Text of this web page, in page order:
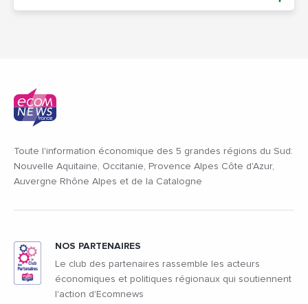
Toute l'information économique des 5 grandes régions du Sud:
Nouvelle Aquitaine, Occitanie, Provence Alpes Côte d'Azur,
Auvergne Rhône Alpes et de la Catalogne
NOS PARTENAIRES
Le club des partenaires rassemble les acteurs
économiques et politiques régionaux qui soutiennent
l'action d'Ecomnews